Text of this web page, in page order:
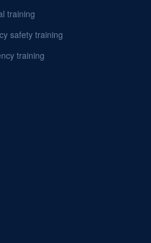
training
safety training
training